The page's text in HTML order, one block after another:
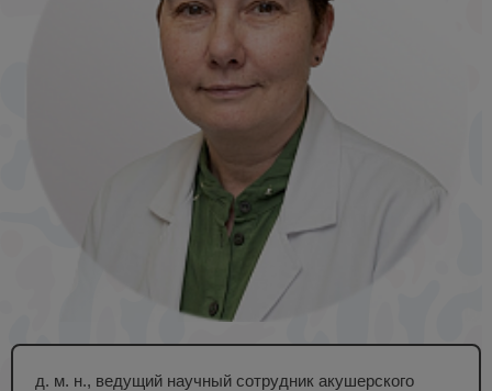
д. м. н., ведущий научный сотрудник акушерского